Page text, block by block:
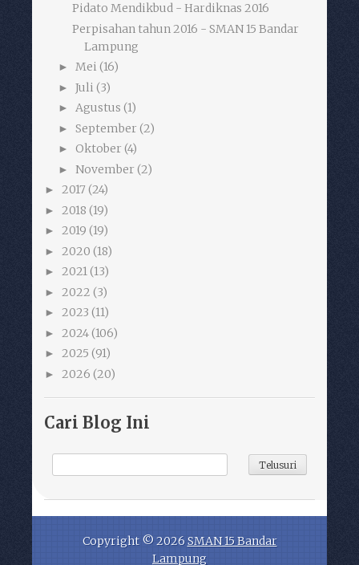
Pidato Mendikbud - Hardiknas 2016
Perpisahan tahun 2016 - SMAN 15 Bandar
Lampung
► Mei (16)
► Juli (3)
► Agustus (1)
► September (2)
► Oktober (4)
► November (2)
► 2017 (24)
► 2018 (19)
► 2019 (19)
► 2020 (18)
► 2021(13)
► 2022 (3)
► 2023 (11)
► 2024(106)
► 2025 (91)
► 2026 (20)
Cari Blog Ini
Copyright ©2026SMAN 15 Bandar
Lampung